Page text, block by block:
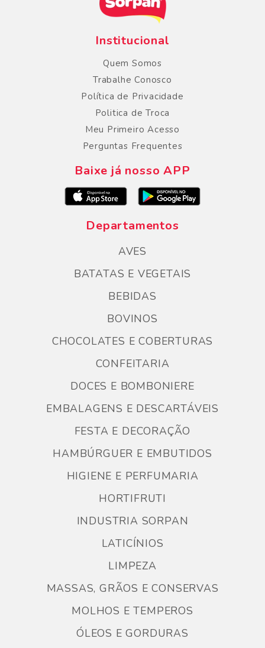
Institucional
Quem Somos
Trabalhe Conosco
Política de Privacidade
Politica de Troca
Meu Primeiro Acesso
Perguntas Frequentes
Baixe já nosso APP
Departamentos
AVES
BATATAS E VEGETAIS
BEBIDAS
BOVINOS
CHOCOLATES E COBERTURAS
CONFEITARIA
DOCES E BOMBONIERE
EMBALAGENS E DESCARTÁVEIS
FESTA E DECORAÇÃO
HAMBÚRGUER E EMBUTIDOS
HIGIENE E PERFUMARIA
HORTIFRUTI
INDUSTRIA SORPAN
LATICÍNIOS
LIMPEZA
MASSAS, GRÃOS E CONSERVAS
MOLHOS E TEMPEROS
ÓLEOS E GORDURAS